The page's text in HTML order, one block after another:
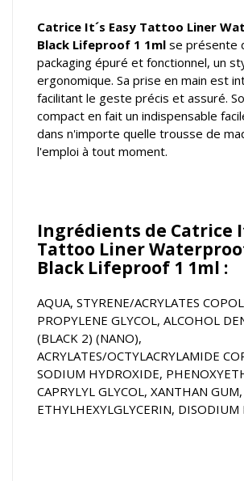
Catrice It´s Easy Tattoo Liner
Black Lifeproof 1 1ml se présente
packaging épuré et fonctionnel, un
ergonomique. Sa prise en main est
facilitant le geste précis et assuré.
compact en fait un indispensable
dans n'importe quelle trousse de
l'emploi à tout moment.
Ingrédients de Catrice
Tattoo Liner
Black Lifeproof 1 1ml :
AQUA, STYRENE/ACRYLATES
PROPYLENE GLYCOL, ALCOHOL
(BLACK 2) (NANO),
ACRYLATES/OCTYLACRYLAMIDE
SODIUM HYDROXIDE,
CAPRYLYL GLYCOL, XANTHAN GUM,
ETHYLHEXYLGLYCERIN, DISODIUM